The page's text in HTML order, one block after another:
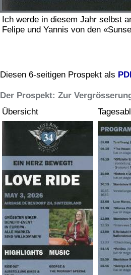
Ich werde in diesem Jahr selbst
Felipe und Yannis von den
Diesen 6-seitigen Prospekt als
Der Prospekt: Zur
Übersicht